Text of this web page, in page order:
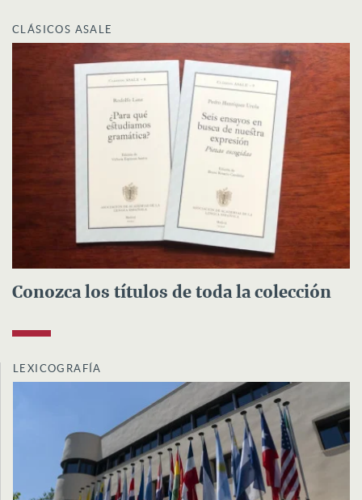
CLÁSICOS ASALE
Conozca los títulos de toda la colección
LEXICOGRAFÍA